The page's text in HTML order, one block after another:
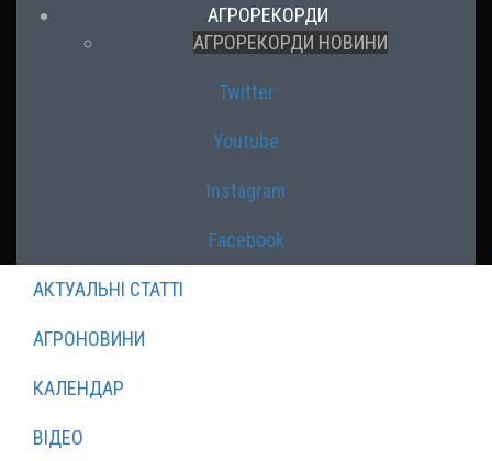
АГРОРЕКОРДИ
АГРОРЕКОРДИ НОВИНИ
Twitter
Youtube
Instagram
Facebook
АКТУАЛЬНІ СТАТТІ
АГРОНОВИНИ
КАЛЕНДАР
ВІДЕО